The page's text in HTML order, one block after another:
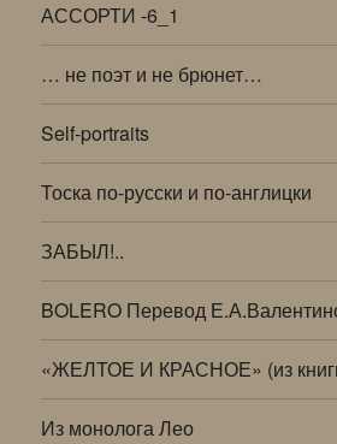
АССОРТИ -6_1
… не поэт и не брюнет…
Self-portraits
Тоска по-русски и по-англицки
ЗАБЫЛ!..
BOLERO Перевод
«ЖЕЛТОЕ И КРАСНОЕ» (из
Из монолога Лео